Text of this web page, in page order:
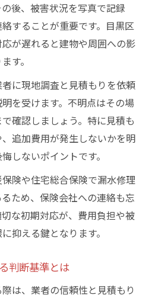
後、被害状況を写真で記録
することが重要です。目黒区
が遅れると建物や周囲への影
す。
に現地調査と見積もりを依頼
を受けます。不明点はその場
確認しましょう。特に見積も
追加費用が発生しないかを明
しないポイントです。
険や住宅総合保険で漏水修理
ため、保険会社への連絡も忘
な初期対応が、費用負担や被
抑える鍵となります。
判断基準とは
は、業者の信頼性と見積もり